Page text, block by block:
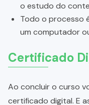
o estudo do
Todo o processo
um computador
Certificado
Ao concluir o curso
certificado digital. E